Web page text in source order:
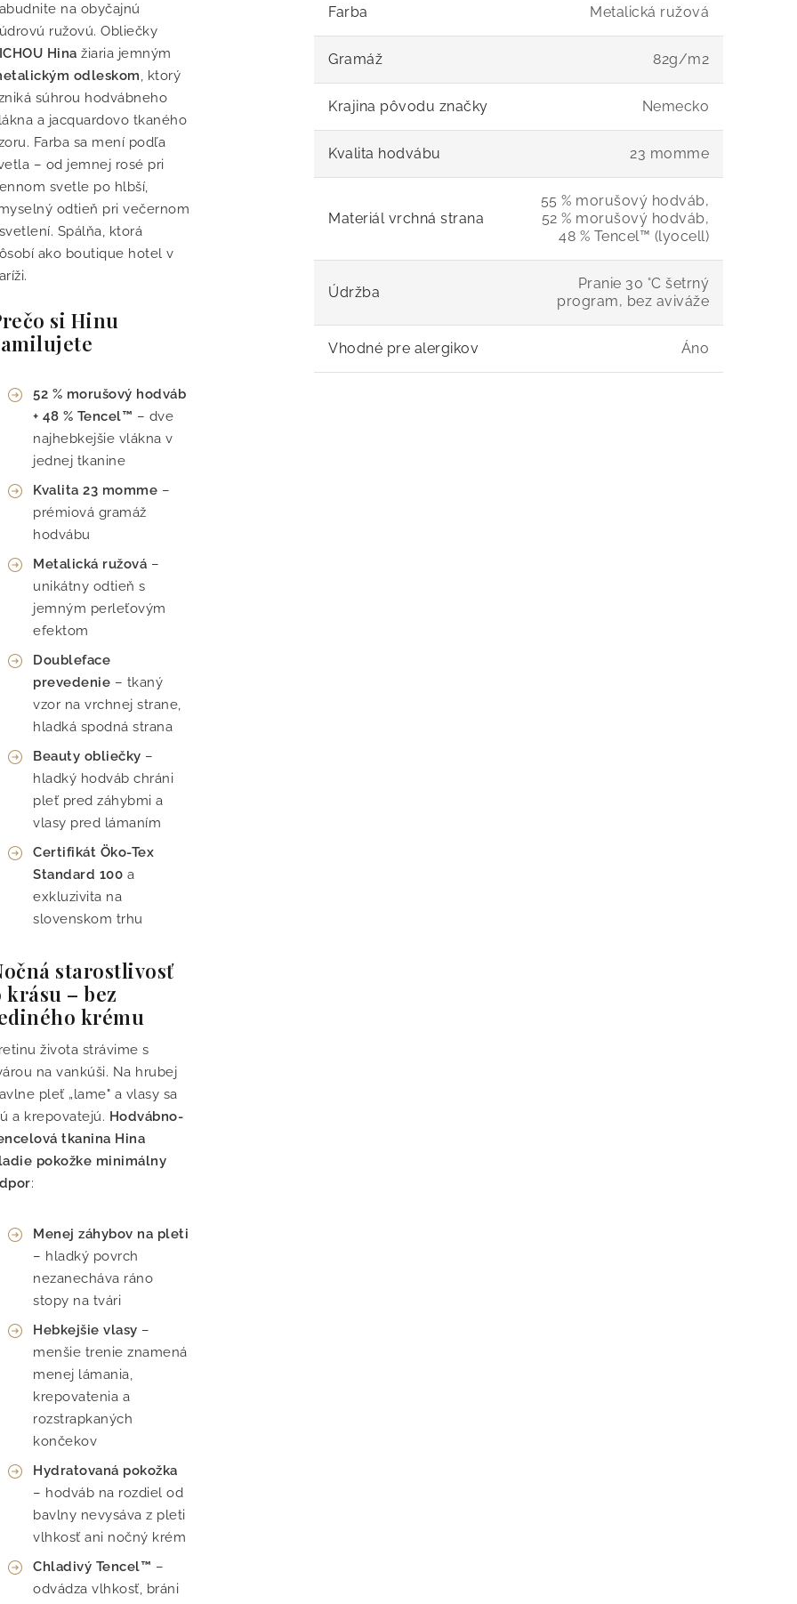
na obyčajnú
ružovú. Obliečky
Hina žiaria jemným
odleskom, ktorý
súhrou hodvábneho
a jacquardovo tkaného
Farba sa mení podľa
– od jemnej rosé pri
svetle po hlbší,
odtieň pri večernom
Spálňa, ktorá
ako boutique hotel v
si Hinu
52 % morušový hodváb
+ 48 % Tencel™ – dve
najhebkejšie vlákna v
jednej tkanine
Kvalita 23 momme –
prémiová gramáž
hodvábu
Metalická ružová –
unikátny odtieň s
jemným perleťovým
efektom
Doubleface
prevedenie – tkaný
vzor na vrchnej strane,
hladká spodná strana
Beauty obliečky –
hladký hodváb chráni
pleť pred záhybmi a
vlasy pred lámaním
Certifikát Öko-Tex
Standard 100 a
exkluzivita na
slovenskom trhu
starostlivosť
krásu – bez
krému
života strávime s
na vankúši. Na hrubej
pleť „lame" a vlasy sa
a krepovatejú. Hodvábno-
tkanina Hina
pokožke minimálny
:
Menej záhybov na pleti
– hladký povrch
nezanecháva ráno
stopy na tvári
Hebkejšie vlasy –
menšie trenie znamená
menej lámania,
krepovatenia a
rozstrapkaných
končekov
Hydratovaná pokožka
– hodváb na rozdiel od
bavlny nevysáva z pleti
vlhkosť ani nočný krém
Chladivý Tencel™ –
odvádza vlhkosť, bráni
Farba Metalická ružová
Gramáž 82g/m2
Krajina pôvodu značky Nemecko
Kvalita hodvábu 23 momme
Materiál vrchná strana
55 % morušový hodváb,
52 % morušový hodváb,
48 % Tencel™ (lyocell)
Údržba
Pranie 30 °C šetrný
program, bez aviváže
Vhodné pre alergikov Áno